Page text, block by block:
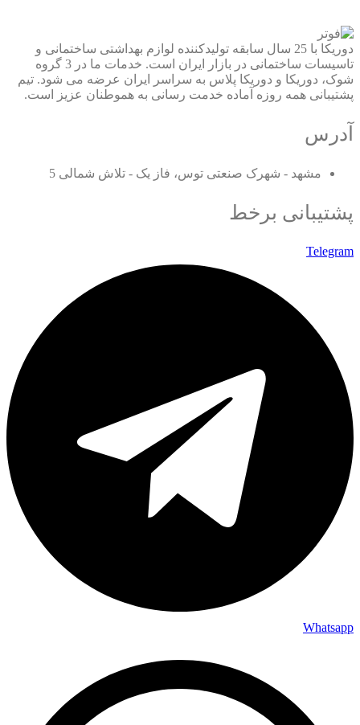
دوریکا با 25 سال سابقه تولیدکننده لوازم بهداشتی ساختمانی و
تاسیسات ساختمانی در بازار ایران است. خدمات ما در 3 گروه
شوک، دوریکا و دوریکا پلاس به سراسر ایران عرضه می شود. تیم
پشتیبانی همه روزه آماده خدمت رسانی به هموطنان عزیز است.
آدرس
مشهد - شهرک صنعتی توس، فاز یک - تلاش شمالی 5
پشتیبانی برخط
Telegram
Whatsapp